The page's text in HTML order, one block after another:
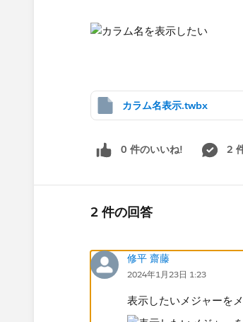
カラム名表示.twbx
0 件のいいね! 2
2 件の回答
修平 齋藤
2024年1月23日 1:23
表示したいメジャーを